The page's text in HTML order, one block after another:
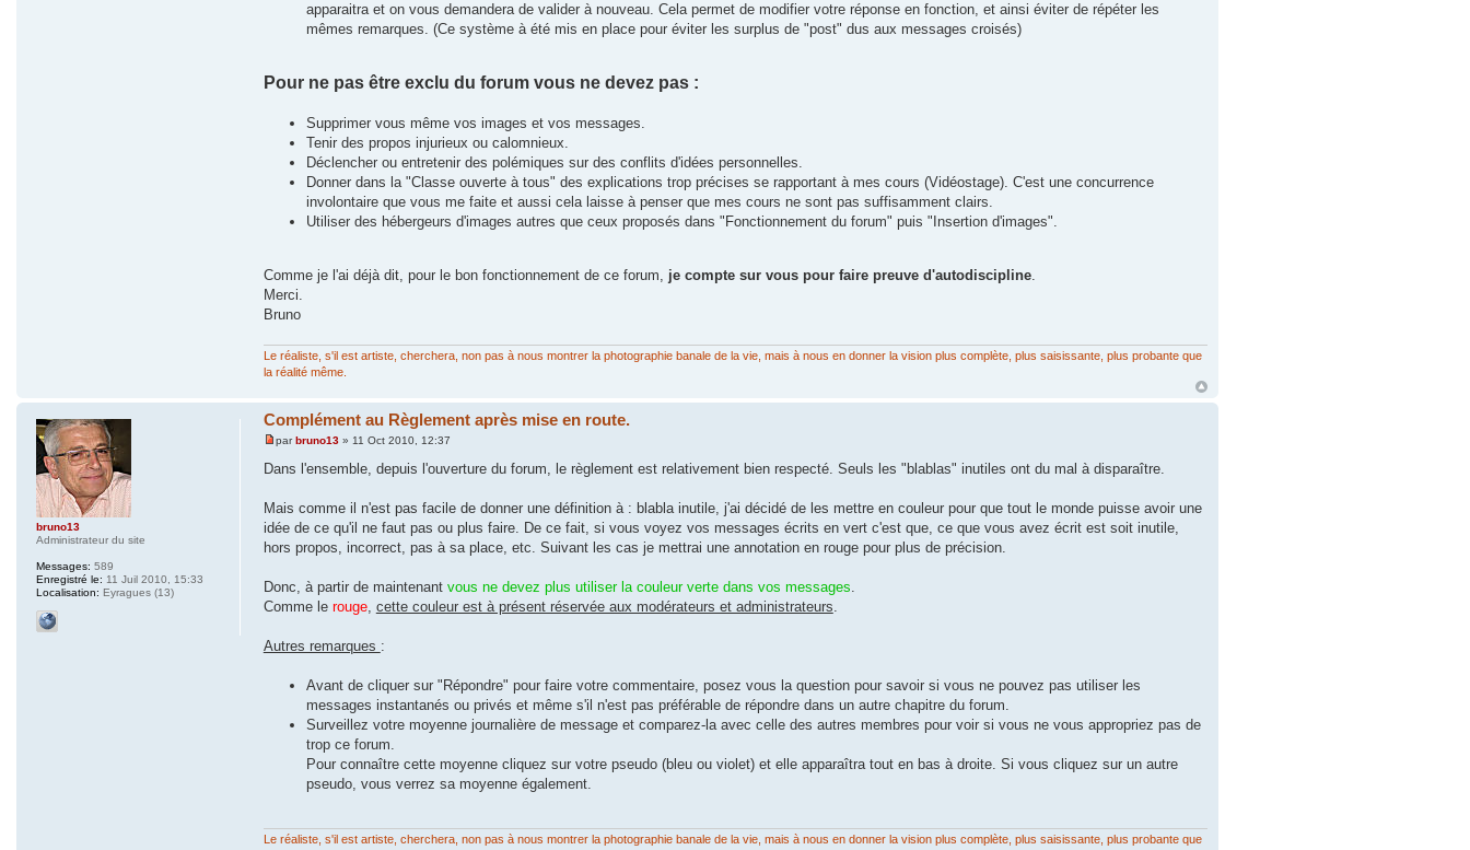
apparaitra et on vous demandera de valider à nouveau. Cela permet de modifier votre réponse en fonction, et ainsi éviter de répéter les
mêmes remarques. (Ce système à été mis en place pour éviter les surplus de "post" dus aux messages croisés)
Pour ne pas être exclu du forum vous ne devez pas :
Supprimer vous même vos images et vos messages.
Tenir des propos injurieux ou calomnieux.
Déclencher ou entretenir des polémiques sur des conflits d'idées personnelles.
Donner dans la "Classe ouverte à tous" des explications trop précises se rapportant à mes cours (Vidéostage). C'est une concurrence
involontaire que vous me faite et aussi cela laisse à penser que mes cours ne sont pas suffisamment clairs.
Utiliser des hébergeurs d'images autres que ceux proposés dans "Fonctionnement du forum" puis "Insertion d'images".
Comme je l'ai déjà dit, pour le bon fonctionnement de ce forum, je compte sur vous pour faire preuve d'autodiscipline.
Merci.
Bruno
Le réaliste, s'il est artiste, cherchera, non pas à nous montrer la photographie banale de la vie, mais à nous en donner la vision plus complète, plus saisissante, plus probante que
la réalité même.
Complément au Règlement après mise en route.
par bruno13» 11 Oct 2010, 12:37
Dans l'ensemble, depuis l'ouverture du forum, le règlement est relativement bien respecté. Seuls les "blablas" inutiles ont du mal à disparaître.
Mais comme il n'est pas facile de donner une définition à : blabla inutile, j'ai décidé de les mettre en couleur pour que tout le monde puisse avoir une
idée de ce qu'il ne faut pas ou plus faire. De ce fait, si vous voyez vos messages écrits en vert c'est que, ce que vous avez écrit est soit inutile,
hors propos, incorrect, pas à sa place, etc. Suivant les cas je mettrai une annotation en rouge pour plus de précision.
Donc, à partir de maintenant vous ne devez plus utiliser la couleur verte dans vos messages.
Comme le rouge, cette couleur est à présent réservée aux modérateurs et administrateurs.
Autres remarques :
Avant de cliquer sur "Répondre" pour faire votre commentaire, posez vous la question pour savoir si vous ne pouvez pas utiliser les
messages instantanés ou privés et même s'il n'est pas préférable de répondre dans un autre chapitre du forum.
Surveillez votre moyenne journalière de message et comparez-la avec celle des autres membres pour voir si vous ne vous appropriez pas de
trop ce forum.
Pour connaître cette moyenne cliquez sur votre pseudo (bleu ou violet) et elle apparaîtra tout en bas à droite. Si vous cliquez sur un autre
pseudo, vous verrez sa moyenne également.
Le réaliste, s'il est artiste, cherchera, non pas à nous montrer la photographie banale de la vie, mais à nous en donner la vision plus complète, plus saisissante, plus probante que
bruno13
Administrateur du site
Messages: 589
Enregistré le: 11 Juil 2010, 15:33
Localisation: Eyragues (13)